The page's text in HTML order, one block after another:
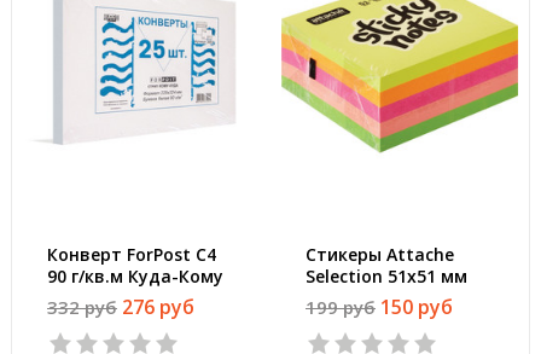
Конверт ForPost C4
90 г/кв.м Куда-Кому
белый стрип с
внутренней
запечаткой (25 штук
332 руб 276 руб
Стикеры Attache
Selection 51х51 мм
неоновые 5 цветов
(1 блок, 250 листов)
199 руб 150 руб